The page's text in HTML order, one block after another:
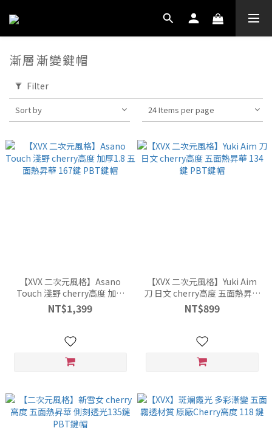
漸層漸變鍵帽
Filter
Sort by 24 Items per page
【XVX 二次元風格】Asano
Touch 淺野 cherry高度 加厚
NT$1,399
【XVX 二次元風格】Yuki Aim
刀 日文 cherry高度 五面熱昇華
134鍵 PBT鍵帽
NT$899